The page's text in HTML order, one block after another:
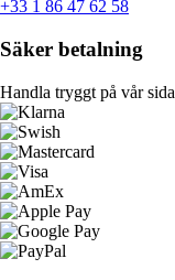
+33 1 86 47 62 58
Säker betalning
Handla tryggt på vår sida